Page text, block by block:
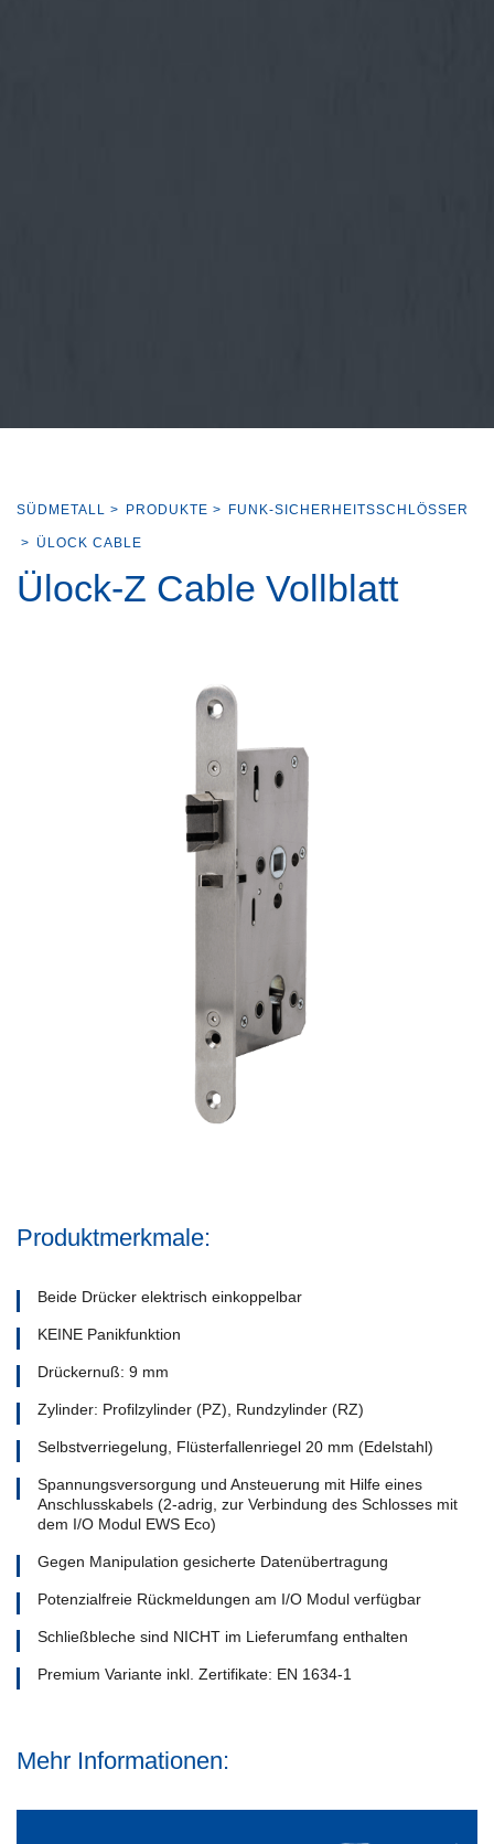
SÜDMETALL > PRODUKTE > FUNK-SICHERHEITSSCHLÖSSER
> ÜLOCK CABLE
Ülock-Z Cable Vollblatt
Produktmerkmale:
Beide Drücker elektrisch einkoppelbar
KEINE Panikfunktion
Drückernuß: 9 mm
Zylinder: Profilzylinder (PZ), Rundzylinder (RZ)
Selbstverriegelung, Flüsterfallenriegel 20 mm (Edelstahl)
Spannungsversorgung und Ansteuerung mit Hilfe eines
Anschlusskabels (2-adrig, zur Verbindung des Schlosses mit
dem I/O Modul EWS Eco)
Gegen Manipulation gesicherte Datenübertragung
Potenzialfreie Rückmeldungen am I/O Modul verfügbar
Schließbleche sind NICHT im Lieferumfang enthalten
Premium Variante inkl. Zertifikate: EN 1634-1
Mehr Informationen: